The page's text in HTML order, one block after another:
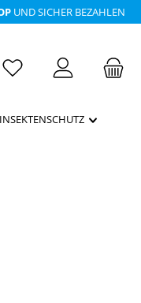
UND SICHER BEZAHLEN
INSEKTENSCHUTZ